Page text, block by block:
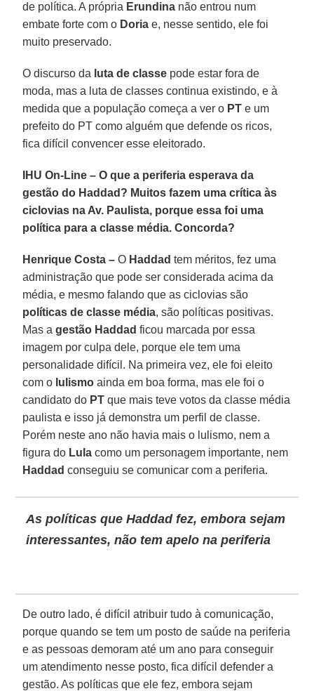
de política. A própria Erundina não entrou num
embate forte com o Doria e, nesse sentido, ele foi
muito preservado.
O discurso da luta de classe pode estar fora de
moda, mas a luta de classes continua existindo, e à
medida que a população começa a ver o PT e um
prefeito do PT como alguém que defende os ricos,
fica difícil convencer esse eleitorado.
IHU On-Line – O que a periferia esperava da
gestão do Haddad? Muitos fazem uma crítica às
ciclovias na Av. Paulista, porque essa foi uma
política para a classe média. Concorda?
Henrique Costa – O Haddad tem méritos, fez uma
administração que pode ser considerada acima da
média, e mesmo falando que as ciclovias são
políticas de classe média, são políticas positivas.
Mas agestão Haddad ficou marcada por essa
imagem por culpa dele, porque ele tem uma
personalidade difícil. Na primeira vez, ele foi eleito
com o lulismo ainda em boa forma, mas ele foi o
candidato do PT que mais teve votos da classe média
paulista e isso já demonstra um perfil de classe.
Porém neste ano não havia mais o lulismo, nem a
figura do Lula como um personagem importante, nem
Haddad conseguiu se comunicar com a periferia.
As políticas que Haddad fez, embora sejam
interessantes, não tem apelo na periferia
De outro lado, é difícil atribuir tudo à comunicação,
porque quando se tem um posto de saúde na periferia
e as pessoas demoram até um ano para conseguir
um atendimento nesse posto, fica difícil defender a
gestão. As políticas que ele fez, embora sejam